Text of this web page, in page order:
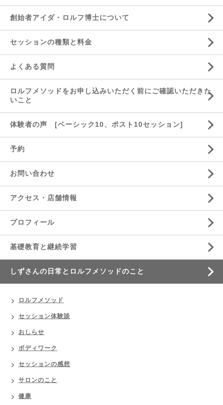
創始者アイダ・ロルフ博士について
セッションの種類と料金
よくある質問
ロルフメソッドをお申し込みいただく前にご確認いただきた
いこと
体験者の声 [ベーシック10、ポスト10セッション]
予約
お問い合わせ
アクセス・店舗情報
プロフィール
基礎教育と継続学習
しずさんの日常とロルフメソッドのこと
ロルフメソッド
セッション体験談
おしらせ
ボディワーク
セッションの感想
サロンのこと
健康